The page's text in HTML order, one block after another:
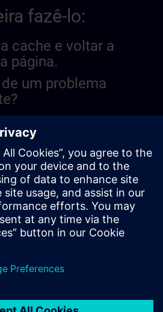
fazê-lo:
cache e voltar a
página.
um problema